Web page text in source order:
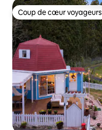
Coup de cœur voyageurs
Coup de cœur voyageurs